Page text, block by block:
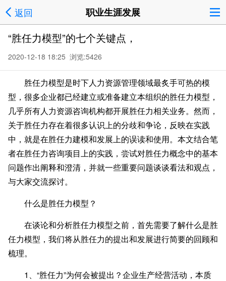
返回 职业生涯发展
“胜任力模型”的七个关键点，
2020-12-18 18:25 浏览:5426
胜任力模型是时下人力资源管理领域最炙手可热的模
型，很多企业都已经建立或准备建立本组织的胜任力模型，
几乎所有人力资源咨询机构都开展胜任力相关业务。然而，
关于胜任力存在着很多认识上的分歧和争论，反映在实践
中，就是在胜任力建模和发展上的误读和使用。本文结合笔
者在胜任力咨询项目上的实践，尝试对胜任力概念中的基本
问题作出阐释和澄清，并就一些重要问题谈谈看法和观点，
与大家交流探讨。
什么是胜任力模型？
在谈论和分析胜任力模型之前，首先需要了解什么是胜
任力模型，我们将从胜任力的提出和发展进行简要的回顾和
梳理。
1、“胜任力”为何会被提出？企业生产经营活动，本质